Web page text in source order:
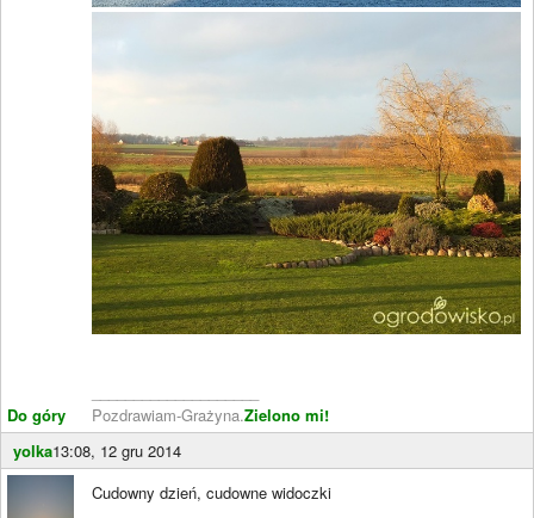
Do góry
Pozdrawiam-Grażyna.Zielono mi!
yolka13:08, 12 gru 2014
Cudowny dzień, cudowne widoczki